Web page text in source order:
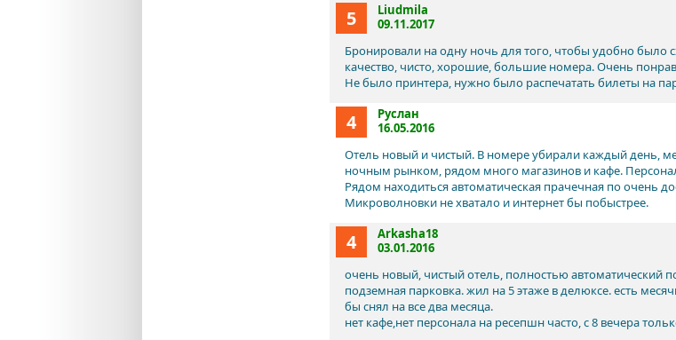
5
Liudmila
09.11.2017
Бронировали на одну ночь для того, чтобы удобно
качество, чисто, хорошие, большие номера. Очень
Не было принтера, нужно было распечатать билеты на
4
Руслан
16.05.2016
Отель новый и чистый. В номере убирали каждый день,
ночным рынком, рядом много магазинов и кафе.
Рядом находиться автоматическая прачечная по очень
Микроволновки не хватало и интернет бы побыстрее.
4
Arkasha18
03.01.2016
очень новый, чистый отель, полностью
подземная парковка. жил на 5 этаже в делюксе. есть
бы снял на все два месяца.
нет кафе,нет персонала на ресепшн часто, с 8 вечера